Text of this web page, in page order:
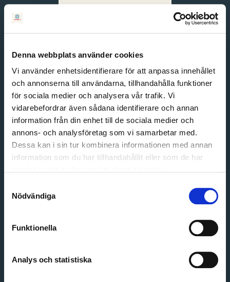
Denna webbplats använder cookies
Vi använder enhetsidentifierare för att anpassa innehållet
och annonserna till användarna, tillhandahålla funktioner
för sociala medier och analysera vår trafik. Vi
vidarebefordrar även sådana identifierare och annan
information från din enhet till de sociala medier och
annons- och analysföretag som vi samarbetar med.
Dessa kan i sin tur kombinera informationen med annan
information som du har tillhandahållit eller som de har
Nödvändiga
Funktionella
Analys och statistiska
English
Svenska
Email address
Customer service